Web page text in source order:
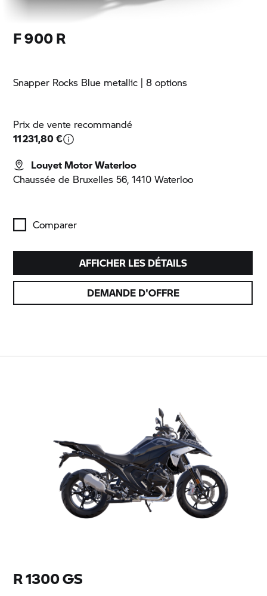
AFFICHER LES DÉTAILS
DEMANDE D'OFFRE
F 900 R
Snapper Rocks Blue metallic | 8 options
Prix de vente recommandé
11 231,80 €
Louyet Motor Waterloo
Chaussée de Bruxelles 56, 1410 Waterloo
Comparer
R 1300 GS